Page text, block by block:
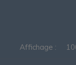
Affichage :